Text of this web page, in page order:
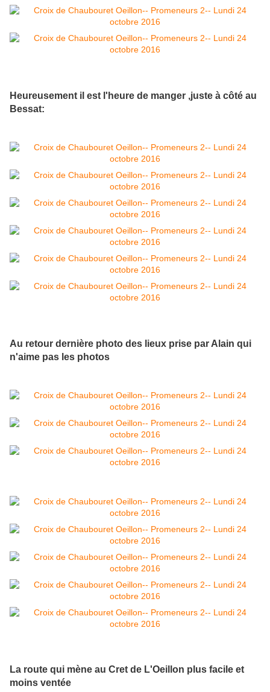
Heureusement il est l'heure de manger ,juste à côté au
Bessat:
Au retour dernière photo des lieux prise par Alain qui
n'aime pas les photos
La route qui mène au Cret de L'Oeillon plus facile et
moins ventée